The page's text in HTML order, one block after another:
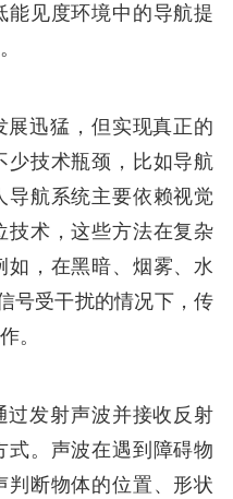
能见度环境中的导航提
展迅猛，但实现真正的
少技术瓶颈，比如导航
导航系统主要依赖视觉
技术，这些方法在复杂
如，在黑暗、烟雾、水
号受干扰的情况下，传
。
过发射声波并接收反射
式。声波在遇到障碍物
判断物体的位置、形状